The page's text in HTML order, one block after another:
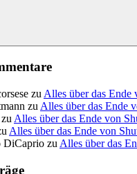
Suchen
zu Alles über das Ende
zu Alles über das Ende
zu Alles über das Ende von
Alles über das Ende von
DiCaprio zu Alles über das